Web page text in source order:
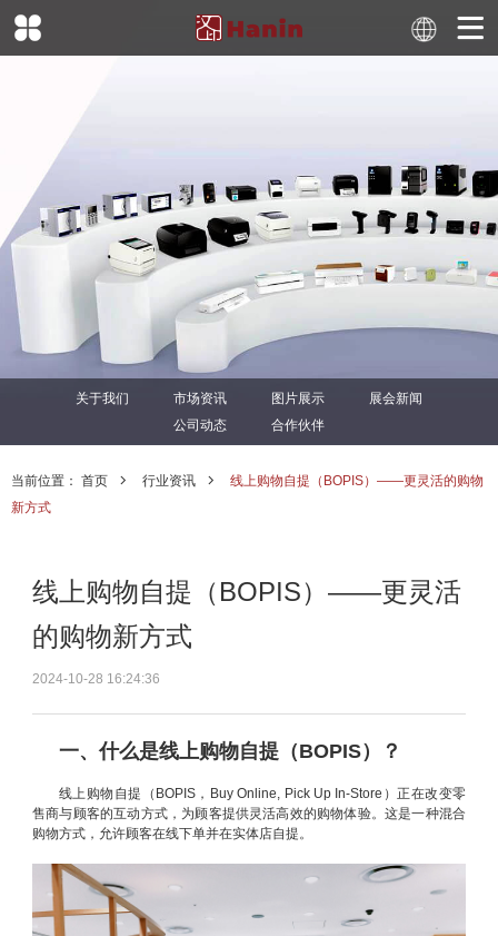
关于我们 市场资讯 图片展示
展会新闻
公司动态
合作伙伴
当前位置： 首页 行业资讯
线上购物自提（BOPIS）——更灵活的购物
新方式
线上购物自提（BOPIS）——更灵活
的购物新方式
2024-10-28 16:24:36
一、什么是线上购物自提（BOPIS）？
线上购物自提（BOPIS，Buy Online, Pick Up In-Store）正在改变零
售商与顾客的互动方式，为顾客提供灵活高效的购物体验。这是一种混合
购物方式，允许顾客在线下单并在实体店自提。